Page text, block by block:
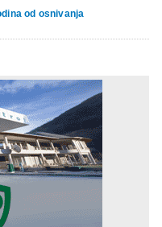
od osnivanja